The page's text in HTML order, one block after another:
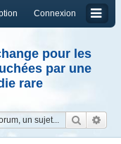
Connexion
pour les
par une
rare